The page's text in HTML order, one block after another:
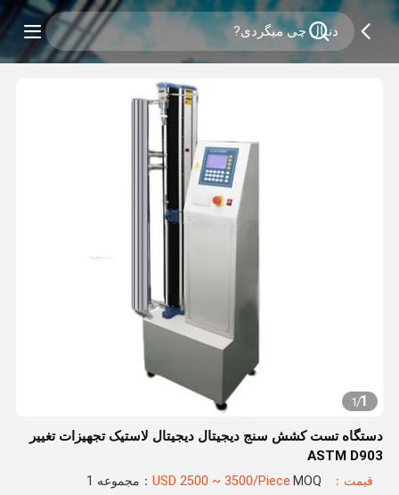
1
/
1
دستگاه تست کشش سنج دیجیتال دیجیتال لاستیک تجهیزات تغییر
ASTM D903
قیمت：USD 2500 ~ 3500/Piece MOQ：مجموعه 1